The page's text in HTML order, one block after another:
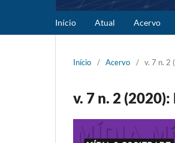
Início Atual Acervo
Início / Acervo / v. 7 n. 2
v. 7 n. 2